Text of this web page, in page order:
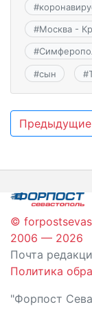
#
#Москва -
#
#сын #
Предыдущие
©
2006 — 2026
Почта
Политика
"Форпост